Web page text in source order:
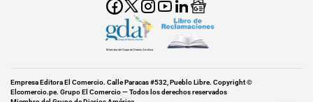
Miembro del Grupo de Diarios América
Empresa Editora El Comercio. Calle Paracas #532, Pueblo Libre. Copyright ©
Elcomercio.pe. Grupo El Comercio — Todos los derechos reservados